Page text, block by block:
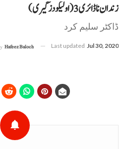
زندان نا ڈائری 3 (اولیکو دزگیری)
ڈاکٹر سلیم کرد
Hafeez Baloch Last updated Jul 30, 2020